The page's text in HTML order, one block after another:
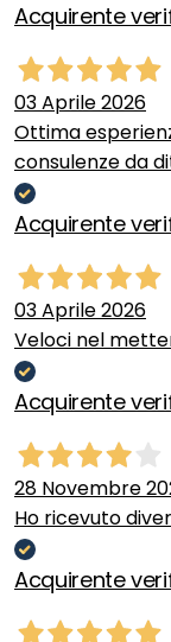
Acquirente
03 Aprile 2026
Ottima
consulenze da
Acquirente
03 Aprile 2026
Veloci nel
Acquirente
28 Novembre
Ho ricevuto
Acquirente